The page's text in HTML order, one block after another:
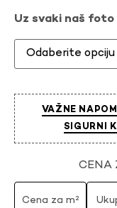
Uz svaki naš
VAŽNE
SIGURNI
CENA
Cena za m²